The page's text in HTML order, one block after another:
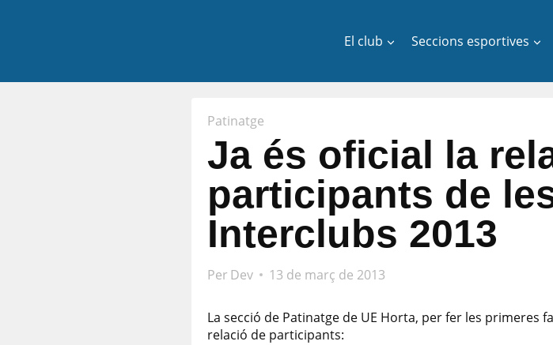
El club Seccions esportives
Patinatge
Ja és oficial la
participants de
Interclubs 2013
Per Dev 13 de març de 2013
La secció de Patinatge de UE Horta, per fer les primeres
relació de participants: